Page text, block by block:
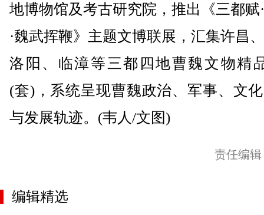
地博物馆及考古研究院，推出《三都赋
·魏武挥鞭》主题文博联展，汇集许昌
洛阳、临漳等三都四地曹魏文物精
(套)，系统呈现曹魏政治、军事、文
与发展轨迹。(韦人/文图)
责任编
编辑精选